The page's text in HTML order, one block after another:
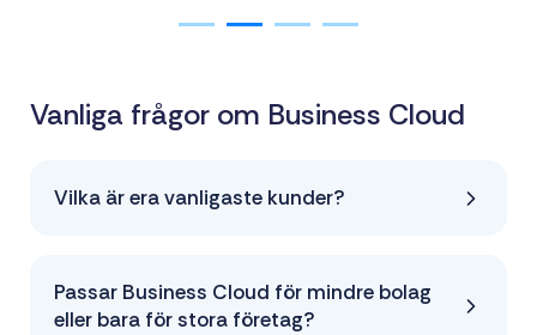
Vanliga frågor om Business Cloud
Vilka är era vanligaste kunder?
Passar Business Cloud för mindre bolag
eller bara för stora företag?